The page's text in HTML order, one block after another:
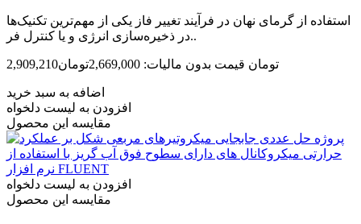
استفاده از گرمای نهان در فرآیند تغییر فاز یکی از مهم‌ترین تکنیک‌ها
در ذخیره‌سازی انرژی و یا کنترل فر..
2,909,210تومان قیمت بدون مالیات: 2,669,000تومان
اضافه به سبد خرید
افزودن به لیست دلخواه
مقایسه این محصول
افزودن به لیست دلخواه
مقایسه این محصول